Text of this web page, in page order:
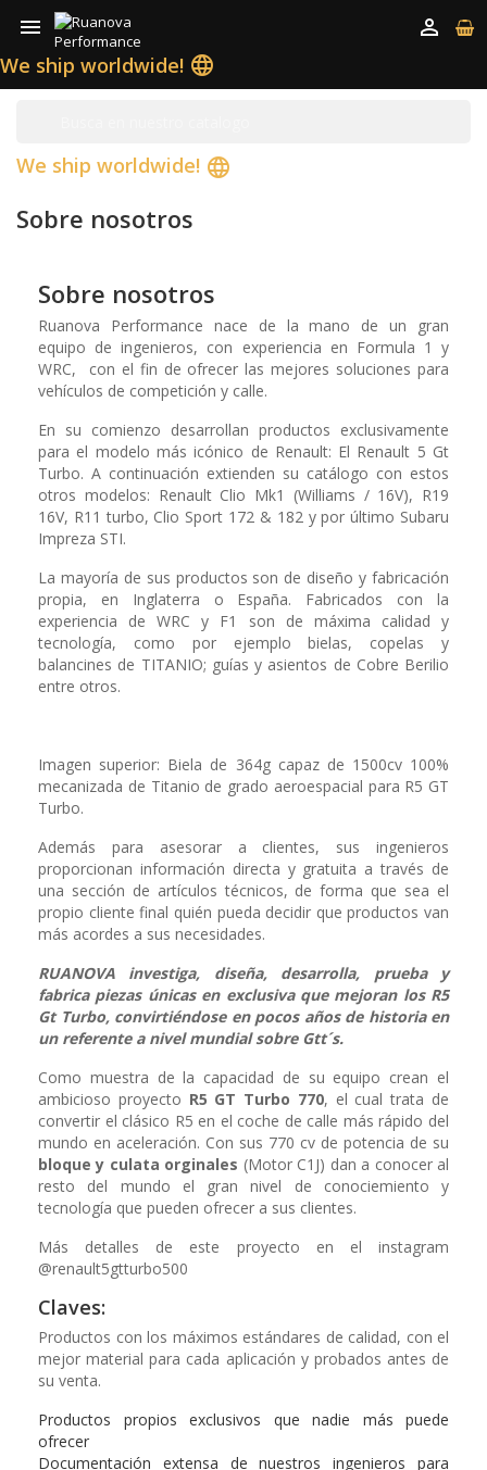


We ship worldwide! language
We ship worldwide! language
Sobre nosotros
Sobre nosotros
Ruanova Performance nace de la mano de un gran
equipo de ingenieros, con experiencia en Formula 1 y
WRC,
con el fin de ofrecer las mejores soluciones para
vehículos de competición y calle.
En su comienzo desarrollan productos exclusivamente
para el modelo más icónico de Renault: El Renault 5 Gt
Turbo. A continuación extienden su catálogo con estos
otros modelos: Renault Clio Mk1 (Williams / 16V), R19
16V, R11 turbo, Clio Sport 172 & 182 y por último Subaru
Impreza STI.
La mayoría de sus productos son de diseño y fabricación
propia, en Inglaterra o España. Fabricados con la
experiencia de WRC y F1 son de máxima calidad y
tecnología, como por ejemplo bielas, copelas y
balancines de TITANIO; guías y asientos de Cobre Berilio
entre otros.
Imagen superior: Biela de 364g capaz de 1500cv 100%
mecanizada de Titanio de grado aeroespacial para R5 GT
Turbo.
Además para asesorar a clientes, sus ingenieros
proporcionan información directa y gratuita a través de
una sección de artículos técnicos, de forma que sea el
propio cliente final quién pueda decidir que productos van
más acordes a sus necesidades.
RUANOVA investiga, diseña, desarrolla, prueba y
fabrica piezas únicas en exclusiva que mejoran los R5
Gt Turbo, convirtiéndose en pocos años de historia en
un referente a nivel mundial sobre Gtt´s.
Como muestra de la capacidad de su equipo crean el
ambicioso proyecto R5 GT Turbo 770, el cual trata de
convertir el clásico R5 en el coche de calle más rápido del
mundo en aceleración. Con sus 770 cv de potencia de su
bloque y culata orginales (Motor C1J) dan a conocer al
resto del mundo el gran nivel de conociemiento y
tecnología que pueden ofrecer a sus clientes.
Más detalles de este proyecto en el instagram
@renault5gtturbo500
Claves:
Productos con los máximos estándares de calidad, con el
mejor material para cada aplicación y probados antes de
su venta.
Productos propios exclusivos que nadie más puede
ofrecer
Documentación extensa de nuestros ingenieros para